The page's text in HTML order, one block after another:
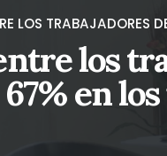
LOS
los
en